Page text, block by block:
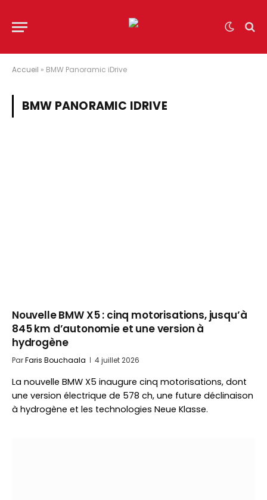
Accueil » BMW Panoramic iDrive
BMW PANORAMIC IDRIVE
Nouvelle BMW X5 : cinq motorisations, jusqu’à
845 km d’autonomie et une version à
hydrogène
ParFaris Bouchaala 4 juillet 2026
La nouvelle BMW X5 inaugure cinq motorisations, dont
une version électrique de 578 ch, une future déclinaison
à hydrogène et les technologies Neue Klasse.